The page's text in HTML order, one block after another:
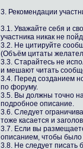
3. Рекомендации
3.1. Уважайте себя и
участника никак не
3.2. Не цитируйте
(Объём цитаты
3.3. Старайтесь не
и мешают читать
3.4. Перед созданием
по форуму.
3.5. Вы должны точно
подробное описание.
3.6. Следует
тоже касается и
3.7. Если вы
описанием, чтобы было
3.8. Не следует